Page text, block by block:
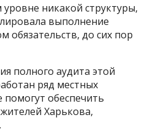
никакой структуры,
выполнение
обязательств, до сих пор
полного аудита этой
ряд местных
обеспечить
Харькова,